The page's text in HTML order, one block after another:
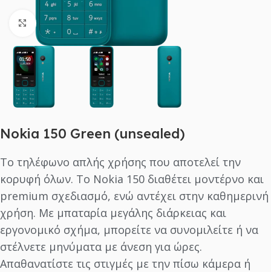
Click to enlarge
Nokia 150 Green (unsealed)
Το τηλέφωνο απλής χρήσης που αποτελεί την
κορυφή όλων. Το Nokia 150 διαθέτει μοντέρνο και
premium σχεδιασμό, ενώ αντέχει στην καθημερινή
χρήση. Με μπαταρία μεγάλης διάρκειας και
εργονομικό σχήμα, μπορείτε να συνομιλείτε ή να
στέλνετε μηνύματα με άνεση για ώρες.
Απαθανατίστε τις στιγμές με την πίσω κάμερα ή